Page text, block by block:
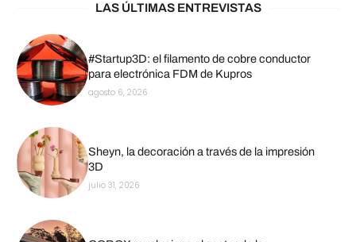
LAS ÚLTIMAS ENTREVISTAS
#Startup3D: el filamento de cobre conductor
para electrónica FDM de Kupros
agosto 6, 2026
Sheyn, la decoración a través de la impresión
3D
julio 31, 2026